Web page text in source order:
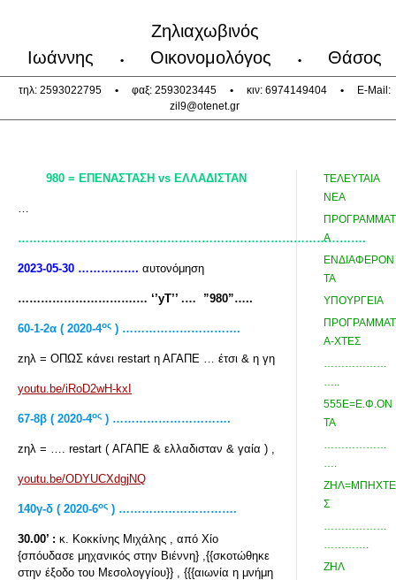
Ζηλιαχωβινός
Ιωάννης
• Οικονομολόγος • Θάσος
τηλ: 2593022795 • φαξ: 2593023445 • κιν: 6974149404 •
E-Mail:
zil9@otenet.gr
980 = ΕΠΕΝΑΣΤΑΣΗvs ΕΛΛΑΔΙΣΤΑΝ
…
……………………………………………………………………………….
2023-05-30 ……………. αυτονόμηση
………………………….… ‘’yT’’ .… ”980”…..
60-1-2α ( 2020-4ος ) ………………………….
zηλ = ΟΠΩΣ κάνει restart η ΑΓΑΠΕ … έτσι & η γη
youtu.be/iRoD2wH-kxI
67-8β ( 2020-4ος ) ………………………….
zηλ = …. restart ( ΑΓΑΠΕ & ελλαδισταν & γαία ) ,
youtu.be/ODYUCXdgjNQ
140γ-δ ( 2020-6ος ) ………………………….
30.00’ : κ. Κοκκίνης Μιχάλης , από Χίο
{σπόυδασε μηχανικός στην Βιέννη} ,{{σκοτώθηκε
στην έξοδο του Μεσολογγίου}} , {{{αιωνία η μνήμη
ΤΕΛΕΥΤΑΙΑ
ΝΕΑ
ΠΡΟΓΡΑΜΜΑΤ
Α
ΕΝΔΙΑΦΕΡΟΝ
ΤΑ
ΥΠΟΥΡΓΕΙΑ
ΠΡΟΓΡΑΜΜΑΤ
Α-ΧΤΕΣ
………………
…..
555Ε=Ε.Φ.ΟΝ
ΤΑ
………………
….
ΖΗΛ=ΜΠΗΧΤΕ
Σ
………………
………….
ΖΗΛ